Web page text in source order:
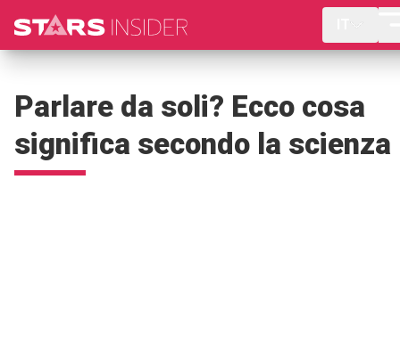
Parlare da soli? Ecco cosa
significa secondo la scienza